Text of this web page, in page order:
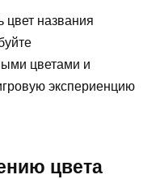
цвет названия
цветами и
экспериенцию
цвета